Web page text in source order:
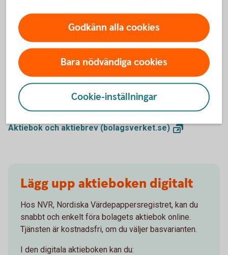
hantera förändringar i bolaget. Den är viktig vid ägarbyten,
investeringar och finansiering, och visar tydligt vem som
har rättigheter i företaget.
Genom att regelbundet se över aktieboken kan du undvika
problem längre fram och säkerställa att bolagets
ägarförhållanden alltid är tydliga.
Aktiebok och aktiebrev(bolagsverket.se)
Lägg upp aktieboken digitalt
Hos NVR, Nordiska Värdepappersregistret, kan du
snabbt och enkelt föra bolagets aktiebok online.
Tjänsten är kostnadsfri, om du väljer basvarianten.
I den digitala aktieboken kan du:
Godkänn alla cookies
Bara nödvändiga cookies
Cookie-inställningar